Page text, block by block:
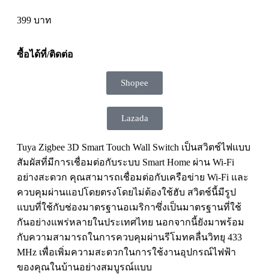
399 บาท
ซื้อได้ที่/ติดต่อ
Shopee
Lazada
Tuya Zigbee 3D Smart Touch Wall Switch เป็นสวิตช์ไฟแบบ
สัมผัสที่มีการเชื่อมต่อกับระบบ Smart Home ผ่าน Wi-Fi
อย่างสะดวก คุณสามารถเชื่อมต่อกับเครือข่าย Wi-Fi และ
ควบคุมผ่านแอปโดยตรงโดยไม่ต้องใช้ฮับ สวิตช์นี้มีรูป
แบบที่ใช้กับช่องมาตรฐานอเมริกาซึ่งเป็นมาตรฐานที่ใช้
กันอย่างแพร่หลายในประเทศไทย นอกจากนี้ยังมาพร้อม
กับความสามารถในการควบคุมผ่านรีโมทคลื่นวิทยุ 433
MHz เพื่อเพิ่มความสะดวกในการใช้งานอุปกรณ์ไฟฟ้า
ของคุณในบ้านอย่างสมบูรณ์แบบ